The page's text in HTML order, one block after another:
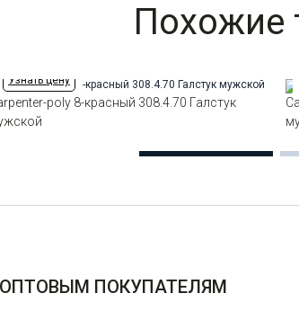
Похожие
Узнать цену
poly 8-красный 308.4.70 Галстук
ОПТОВЫМ ПОКУПАТЕЛЯМ